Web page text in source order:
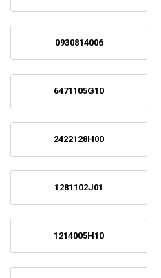
0930814006
6471105G10
2422128H00
1281102J01
1214005H10